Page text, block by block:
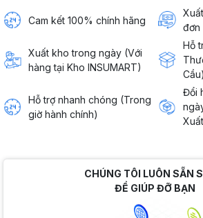
Cam kết 100% chính hãng
đơn
Xuất kho trong ngày (Với
hàng tại Kho INSUMART)
Hỗ
Cầu)
Hỗ trợ nhanh chóng (Trong
giờ hành chính)
Đổi
Xuất
CHÚNG TÔI LUÔN SẴN
ĐỂ GIÚP ĐỠ BẠN